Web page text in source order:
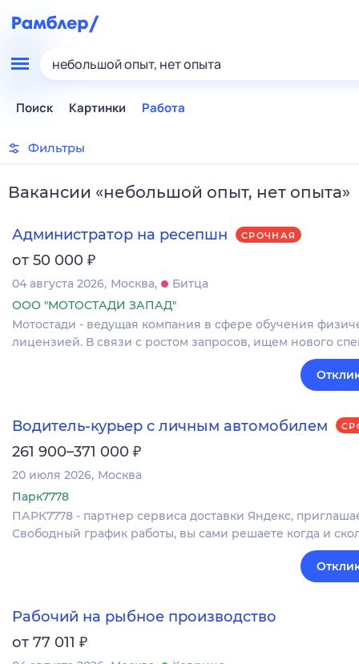
небольшой опыт, нет опыта
Поиск Картинки Работа
Фильтры
Вакансии «небольшой опыт, нет опыта»
Администратор на ресепшн СРОЧНАЯ
от 50 000 ₽
04 августа 2026 Москва
Битца
ООО "МОТОСТАДИ ЗАПАД"
Мотостади - ведущая компания в сфере обучения
лицензией. В связи с ростом запросов, ищем нового
Водитель-курьер с личным автомобилем
261 900–371 000 ₽
20 июля 2026 Москва
Парк7778
ПАРК7778 - партнер сервиса доставки Яндекс,
Свободный график работы, вы сами решаете когда и
Рабочий на рыбное производство
от 77 011 ₽